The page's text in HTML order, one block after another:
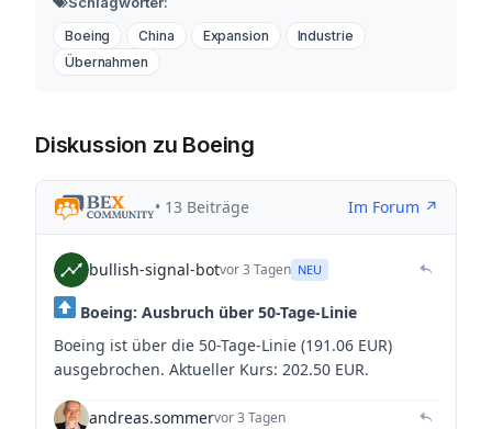
Boeing China Expansion
Industrie
Übernahmen
Diskussion zu Boeing